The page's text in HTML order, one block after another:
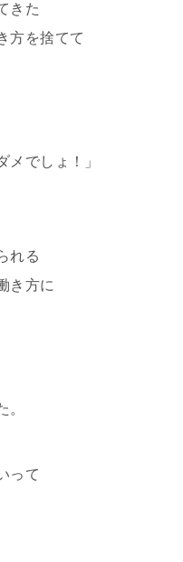
きた
方を捨てて
メでしょ！」
れる
き方に
。
って